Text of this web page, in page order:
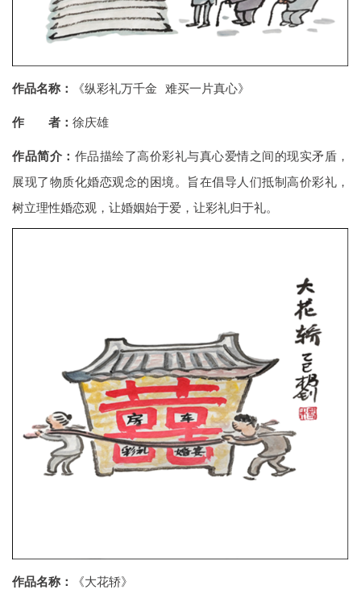
作品名称： 《纵彩礼万千金 难买一片真心》
作 者： 徐庆雄
作品简介： 作品描绘了高价彩礼与真心爱情之间的现实矛盾，
展现了物质化婚恋观念的困境。旨在倡导人们抵制高价彩礼，
树立理性婚恋观，让婚姻始于爱，让彩礼归于礼。
作品名称： 《大花轿》